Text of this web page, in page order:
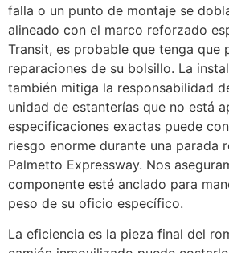
falla o un punto de montaje se
alineado con el marco reforzado
Transit, es probable que tenga que
reparaciones de su bolsillo. La
también mitiga la responsabilidad
unidad de estanterías que no está
especificaciones exactas puede
riesgo enorme durante una parada
Palmetto Expressway. Nos
componente esté anclado para
peso de su oficio específico.
La eficiencia es la pieza final del